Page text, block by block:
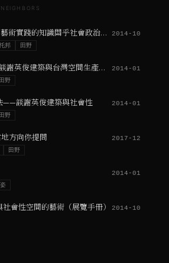
邁向社會性藝術——藝術實踐的知識關乎社會政治過程的知識 2014-10
邦 田野
三種脈絡 三個方法 談謝英俊建築與台灣空間生產之辯詰 2014-01
田野
——談謝英俊建築與社會性 2014-01
田野
方向你提問 2017-12
田野
2014-01
會性空間的藝術（展覽手冊） 2014-10